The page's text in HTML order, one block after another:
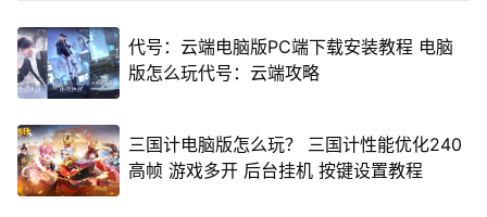
代号：云端电脑版PC端下载安装教程 电脑
版怎么玩代号：云端攻略
三国计电脑版怎么玩？ 三国计性能优化240
高帧 游戏多开 后台挂机 按键设置教程